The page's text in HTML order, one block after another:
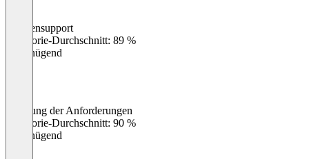
Kundensupport
Kategorie-Durchschnitt: 89 %
Ungenügend
Erfüllung der Anforderungen
Kategorie-Durchschnitt: 90 %
Ungenügend